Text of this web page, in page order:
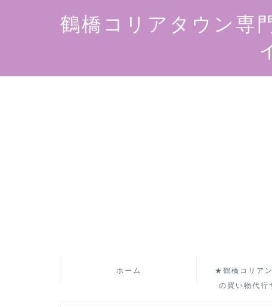
鶴橋コリアタウン専
ホーム
★鶴橋コリア
の買い物代